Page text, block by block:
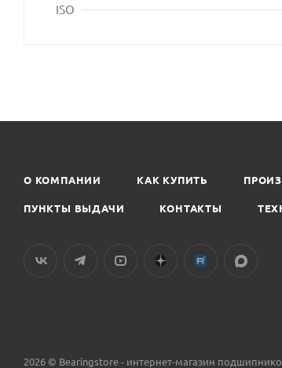
ISO
О КОМПАНИИ КАК КУПИТЬ
ПУНКТЫ ВЫДАЧИ КОНТАКТЫ
2026 © Bearingstore - интернет-магазин